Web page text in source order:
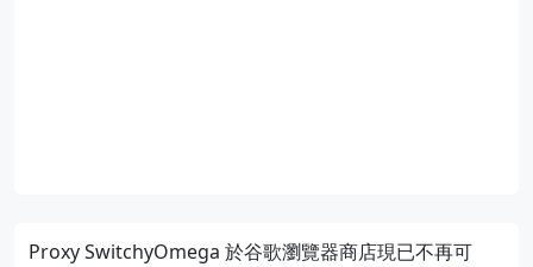
Proxy SwitchyOmega 於谷歌瀏覽器商店現已不再可